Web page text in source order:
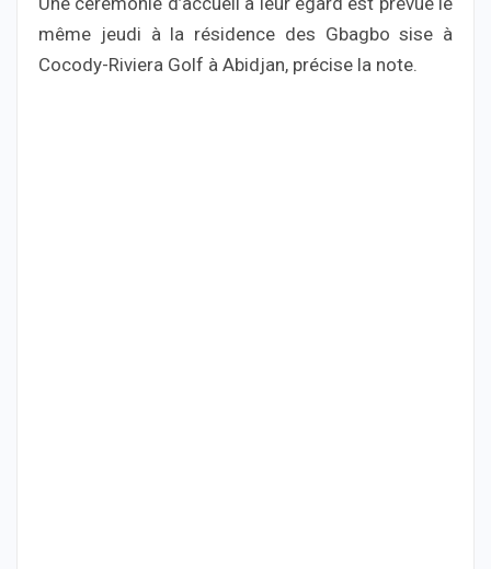
même jeudi à la résidence des Gbagbo sise à
Cocody-Riviera Golf à Abidjan, précise la note.